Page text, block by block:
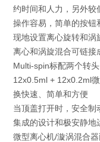
约时间和人力，另外较
操作容易，简单的按
现地设置离心旋转和涡
离心和涡旋混合可链接
Multi-spin标配两个转
12x0.5ml + 12x0.2ml
换快速、简单和方便
当顶盖打开时，安全制
集成的设计和极安静地
微型离心机/漩涡混合